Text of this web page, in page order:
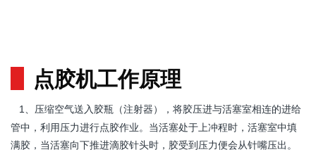
点胶机工作原理
1、 压缩空气送入胶瓶（注射器），将胶压进与活塞室相连的进给
管中，利用压力进行点胶作业。当活塞处于上冲程时，活塞室中填
满胶，当活塞向下推进滴胶针头时，胶受到压力便会从针嘴压出。